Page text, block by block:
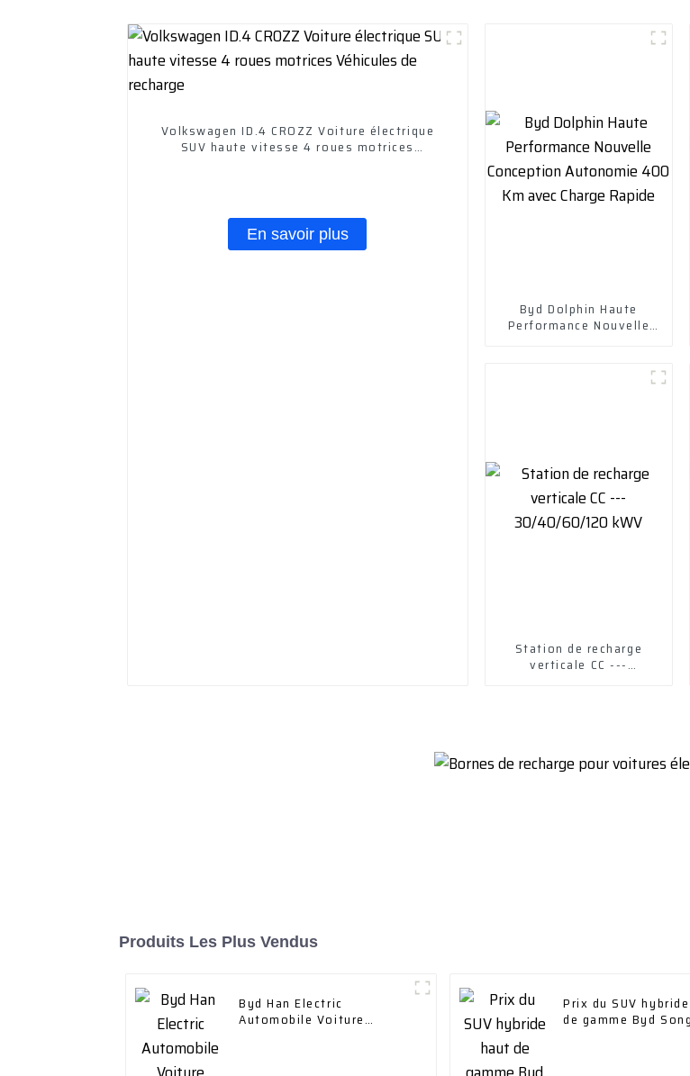
Volkswagen ID.4 CROZZ Voiture électrique
SUV haute vitesse 4 roues motrices
En savoir plus
Byd Dolphin Haute
Performance Nouvelle
Station de recharge
verticale CC ---
Produits Les Plus Vendus
Byd Han Electric
Automobile Voiture
Prix ​​du SUV
de gamme Byd